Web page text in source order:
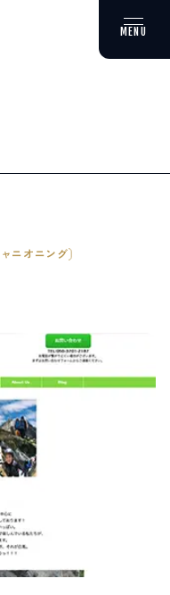
情報
情報
TOUR
ーツアー
ビティー
ニオニング